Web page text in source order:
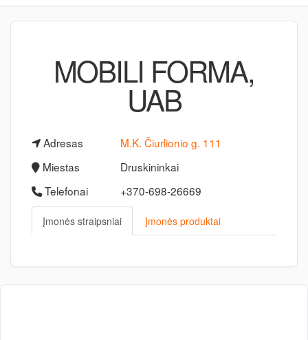
MOBILI FORMA,
UAB
Adresas
M.K. Čiurlionio g. 111
Miestas
Druskininkai
Telefonai
+370-698-26669
Įmonės straipsniai Įmonės produktai